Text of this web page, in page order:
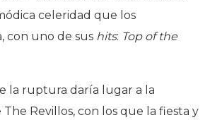
celeridad que los
con uno de sus hits: Top of the
la ruptura daría lugar a la
Revillos, con los que la fiesta y